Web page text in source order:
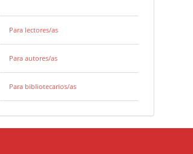
Para lectores/as
Para autores/as
Para bibliotecarios/as